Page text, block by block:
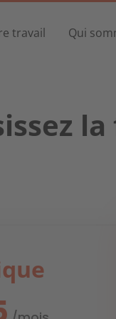
travail Qui